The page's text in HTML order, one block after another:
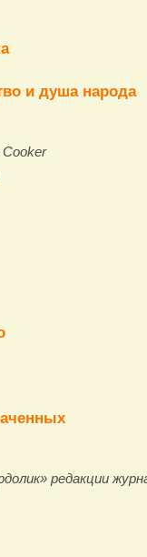
и душа народа
редакции